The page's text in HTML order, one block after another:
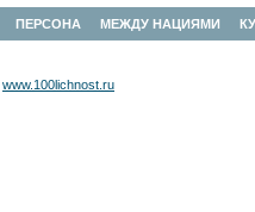
ПЕРСОНА МЕЖДУ НАЦИЯМИ
www.100lichnost.ru